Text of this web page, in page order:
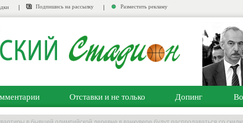
Подпишись на рассылку Разместить рекламу
Отставки и не только Допинг